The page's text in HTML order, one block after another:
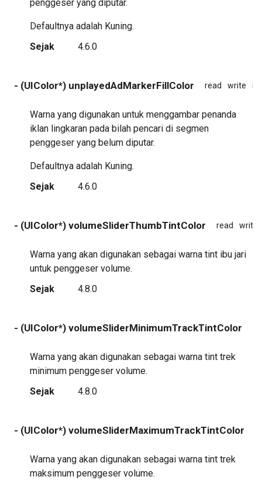
penggeser yang diputar.
Defaultnya adalah Kuning.
Sejak
4.6.0
- (UIColor*) unplayedAdMarkerFillColor read write
Warna yang digunakan untuk menggambar penanda
iklan lingkaran pada bilah pencari di segmen
penggeser yang belum diputar.
Defaultnya adalah Kuning.
Sejak
4.6.0
- (UIColor*) volumeSliderThumbTintColor read write
Warna yang akan digunakan sebagai warna tint ibu jari
untuk penggeser volume.
Sejak
4.8.0
- (UIColor*) volumeSliderMinimumTrackTintColor
Warna yang akan digunakan sebagai warna tint trek
minimum penggeser volume.
Sejak
4.8.0
- (UIColor*) volumeSliderMaximumTrackTintColor
Warna yang akan digunakan sebagai warna tint trek
maksimum penggeser volume.